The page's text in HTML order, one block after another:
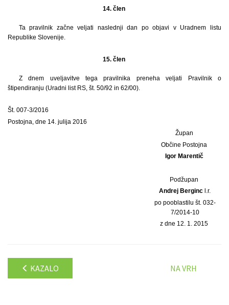
14. člen
Ta pravilnik začne veljati naslednji dan po objavi v Uradnem listu
Republike Slovenije.
15. člen
Z dnem uveljavitve tega pravilnika preneha veljati Pravilnik o
štipendiranju (Uradni list RS, št. 50/92 in 62/00).
Št. 007-3/2016
Postojna, dne 14. julija 2016
Župan
Občine Postojna
Igor Marentič
Podžupan
Andrej Berginc l.r.
po pooblastilu št. 032-
7/2014-10
z dne 12. 1. 2015
KAZALO NA VRH